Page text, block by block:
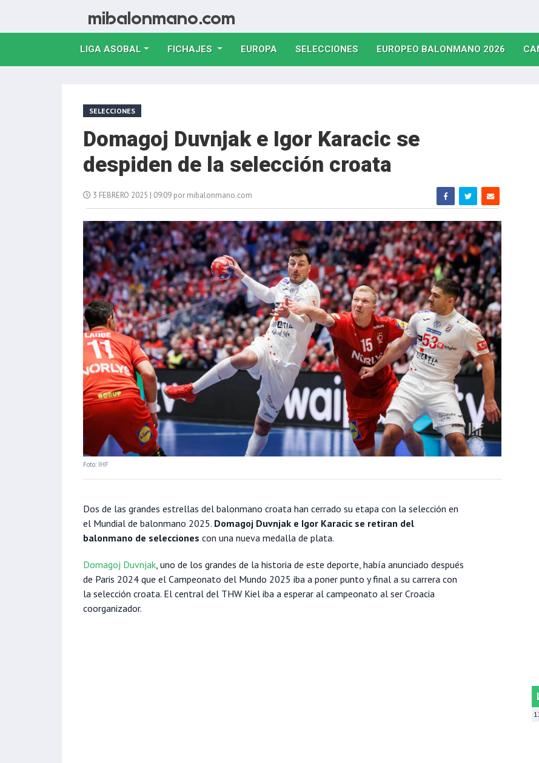
LIGA ASOBAL FICHAJES EUROPA(CURRENT)
SELECCIONES(CURRENT)
EUROPEO BALONMANO 2026
SELECCIONES
Domagoj Duvnjak e Igor Karacic se
despiden de la selección croata
3 FEBRERO 2025 | 09:09 por mibalonmano.com
Foto: IHF
Dos de las grandes estrellas del balonmano croata han cerrado su etapa con la selección en
el Mundial de balonmano 2025. Domagoj Duvnjak e Igor Karacic se retiran del
balonmano de selecciones con una nueva medalla de plata.
Domagoj Duvnjak, uno de los grandes de la historia de este deporte, había anunciado después
de Paris 2024 que el Campeonato del Mundo 2025 iba a poner punto y final a su carrera con
la selección croata. El central del THW Kiel iba a esperar al campeonato al ser Croacia
coorganizador.